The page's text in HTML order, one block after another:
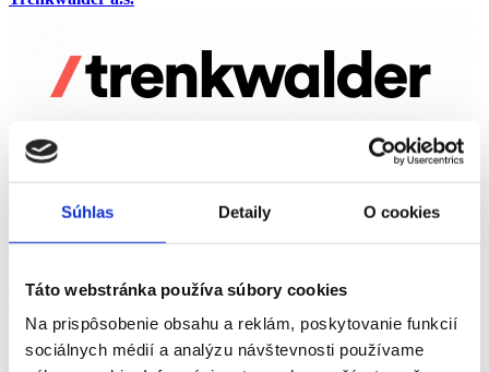
Súhlas Detaily O cookies
Táto webstránka používa súbory cookies
Na prispôsobenie obsahu a reklám, poskytovanie funkcií
sociálnych médií a analýzu návštevnosti používame
21.07.2026
Upratovač/Upratovačka domácností
Do našeho kolektívu hľadáme ženu na pozíciu upra...
Bratislava
Všetky ponuky z okresu Bratislava